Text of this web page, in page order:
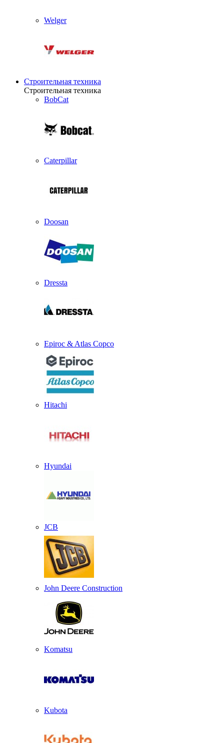
Welger
Строительная техника
Строительная техника
BobCat
Caterpillar
Doosan
Dressta
Epiroc & Atlas Copco
Hitachi
Hyundai
JCB
John Deere Construction
Komatsu
Kubota